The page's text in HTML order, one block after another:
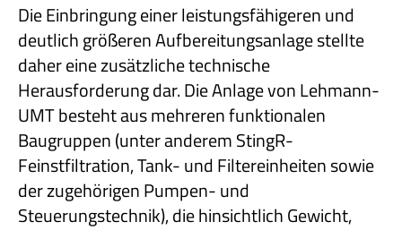
Die Einbringung einer leistungsfähigeren und
deutlich größeren Aufbereitungsanlage stellte
daher eine zusätzliche technische
Herausforderung dar. Die Anlage von Lehmann-
UMT besteht aus mehreren funktionalen
Baugruppen (unter anderem StingR-
Feinstfiltration, Tank- und Filtereinheiten sowie
der zugehörigen Pumpen- und
Steuerungstechnik), die hinsichtlich Gewicht,